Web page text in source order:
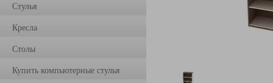
Стулья
Кресла
Столы
Купить компьютерные стулья